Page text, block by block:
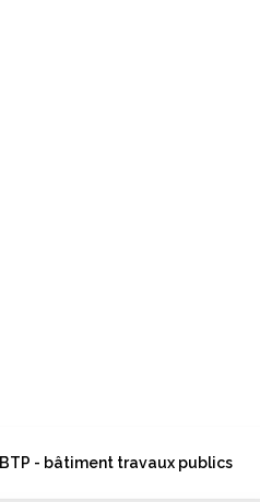
BTP - bâtiment travaux publics